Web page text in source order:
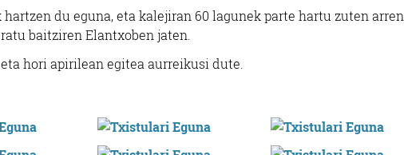
du eguna, eta kalejiran 60 lagunek parte hartu zuten
baitziren Elantxoben jaten.
hori apirilean egitea aurreikusi dute.